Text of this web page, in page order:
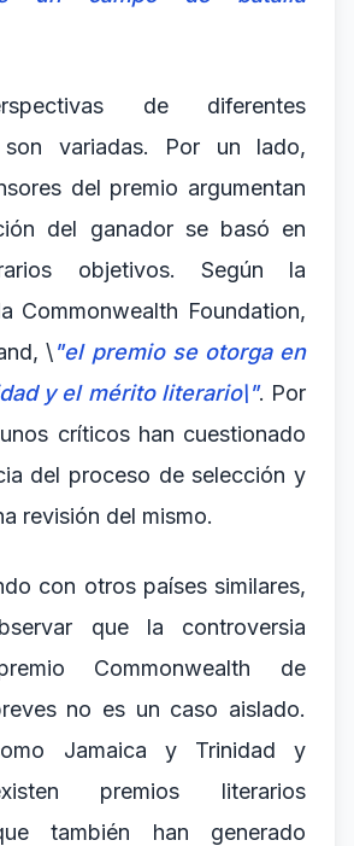
de diferentes
son variadas. Por un lado,
del premio argumentan
del ganador se basó en
objetivos. Según la
Commonwealth Foundation,
\"el premio se otorga en
y el mérito literario\". Por
críticos han cuestionado
del proceso de selección y
revisión del mismo.
con otros países similares,
que la controversia
Commonwealth de
no es un caso aislado.
Jamaica y Trinidad y
premios literarios
también han generado